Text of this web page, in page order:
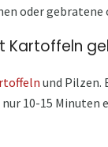
oder gebratene
Kartoffeln
und Pilzen.
10-15 Minuten